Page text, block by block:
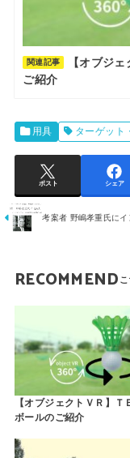
関連記事
【オブジ
ご紹介
用具 ターゲット
ポスト シェア
考案者 野嶋孝重氏にイ
RECOMMEND
【オブジェクトＶＲ】Ｔ
ボールのご紹介